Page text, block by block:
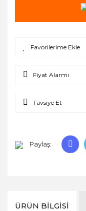
Fiyat Alarmı
Tavsiye Et
Paylaş:
ÜRÜN BILGISI